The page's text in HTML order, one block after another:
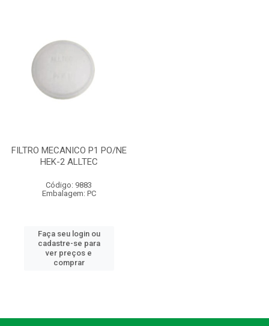
FILTRO MECANICO P1 PO/NE
HEK-2 ALLTEC
Código: 9883
Embalagem: PC
Faça seu login ou
cadastre-se para
ver preços e
comprar